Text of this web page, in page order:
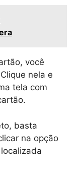
você
nela e
tela com
basta
na opção